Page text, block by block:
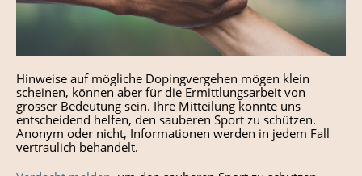
Hinweise auf mögliche Dopingvergehen mögen klein
scheinen, können aber für die Ermittlungsarbeit von
grosser Bedeutung sein. Ihre Mitteilung könnte uns
entscheidend helfen, den sauberen Sport zu schützen.
Anonym oder nicht, Informationen werden in jedem Fall
vertraulich behandelt.